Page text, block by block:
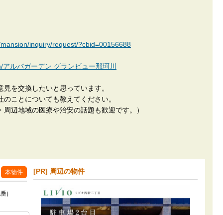
inquiry/request/?cbid=00156688
ルバガーデン グランビュー那珂川
を交換したいと思っています。
ことについても教えてください。
辺地域の医療や治安の話題も歓迎です。）
本物件
）
[PR] 周辺の物件